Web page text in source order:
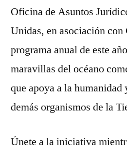
Oficina de Asuntos
Unidas, en asociación
programa anual de este
maravillas del océano
que apoya a la humanidad
demás organismos de la
Únete a la iniciativa